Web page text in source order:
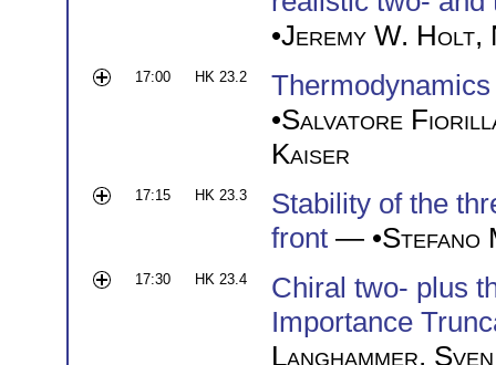
•Jeremy W. Holt,
17:00 HK 23.2
•Salvatore
Kaiser
17:15 HK 23.3
Stability of the
front — •Stefano
17:30 HK 23.4
Chiral two- plus
Importance
Langhammer,